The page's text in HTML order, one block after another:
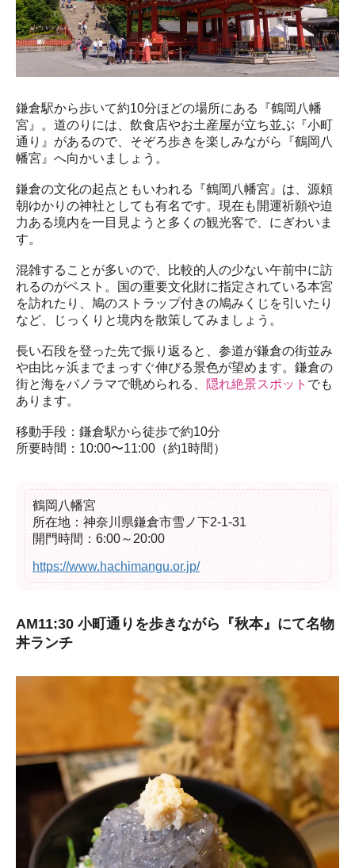
鎌倉駅から歩いて約10分ほどの場所にある『鶴岡八幡
宮』。道のりには、飲食店やお土産屋が立ち並ぶ『小町
通り』があるので、そぞろ歩きを楽しみながら『鶴岡八
幡宮』へ向かいましょう。
鎌倉の文化の起点ともいわれる『鶴岡八幡宮』は、源頼
朝ゆかりの神社としても有名です。現在も開運祈願や迫
力ある境内を一目見ようと多くの観光客で、にぎわいま
す。
混雑することが多いので、比較的人の少ない午前中に訪
れるのがベスト。国の重要文化財に指定されている本宮
を訪れたり、鳩のストラップ付きの鳩みくじを引いたり
など、じっくりと境内を散策してみましょう。
長い石段を登った先で振り返ると、参道が鎌倉の街並み
や由比ヶ浜までまっすぐ伸びる景色が望めます。鎌倉の
街と海をパノラマで眺められる、
隠れ絶景スポット でも
あります。
移動手段：鎌倉駅から徒歩で約10分
所要時間：10:00〜11:00（約1時間）
鶴岡八幡宮
所在地：神奈川県鎌倉市雪ノ下2-1-31
開門時間：6:00～20:00
https://www.hachimangu.or.jp/
AM11:30 小町通りを歩きながら『秋本』にて名物
丼ランチ